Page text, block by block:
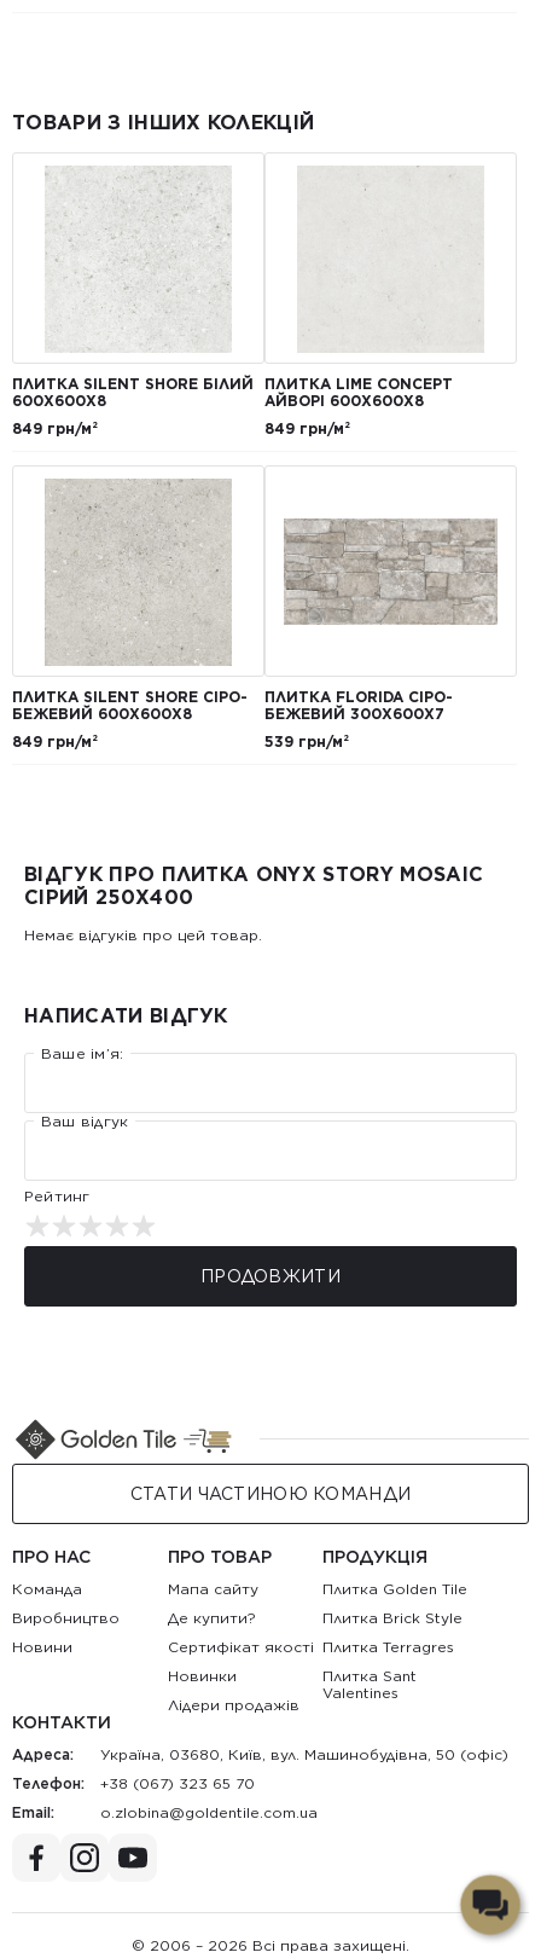
ТОВАРИ З ІНШИХ КОЛЕКЦІЙ
ПЛИТКА SILENT SHORE БІЛИЙ
600Х600Х8
849 грн/м²
ПЛИТКА LIME CONCEPT
АЙВОРІ 600Х600Х8
849 грн/м²
ПЛИТКА SILENT SHORE СІРО-
БЕЖЕВИЙ 600Х600Х8
849 грн/м²
ПЛИТКА FLORIDA СІРО-
БЕЖЕВИЙ 300Х600Х7
539 грн/м²
ВІДГУК ПРО ПЛИТКА ONYX STORY MOSAIC
СІРИЙ 250X400
Немає відгуків про цей товар.
НАПИСАТИ ВІДГУК
Ваше ім’я:
Ваш відгук
Рейтинг
ПРОДОВЖИТИ
СТАТИ ЧАСТИНОЮ КОМАНДИ
ПРО НАС
Команда
Виробництво
Новини
ПРО ТОВАР
Мапа сайту
Де купити?
Сертифікат якості
Новинки
Лідери продажів
ПРОДУКЦІЯ
Плитка Golden Tile
Плитка Brick Style
Плитка Terragres
Плитка Sant
Valentines
КОНТАКТИ
Адреса:
Україна, 03680, Київ, вул. Машинобудівна, 50 (офіс)
Телефон:
+38 (067) 323 65 70
Email:
au.moc.elitnedlog@anibolz.o
© 2006 – 2026 Всі права захищені.